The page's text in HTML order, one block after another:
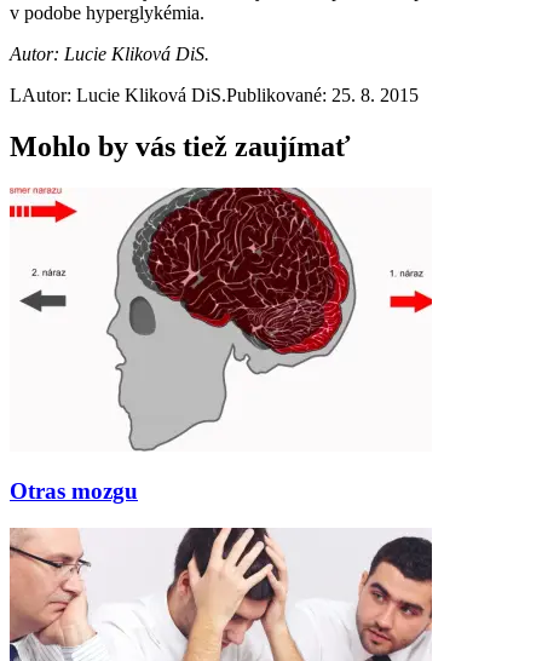
v podobe hyperglykémia.
Autor: Lucie Kliková DiS.
LAutor: Lucie Kliková DiS.Publikované: 25. 8. 2015
Mohlo by vás tiež zaujímať
Otras mozgu